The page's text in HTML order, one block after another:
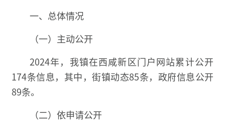
一、总体情况
（一）主动公开
2024年，我镇在西咸新区门户网站累计公开
174条信息，其中，街镇动态85条，政府信息公开
89条。
（二）依申请公开